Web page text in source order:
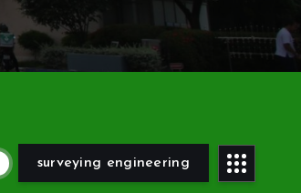
surveying engineering